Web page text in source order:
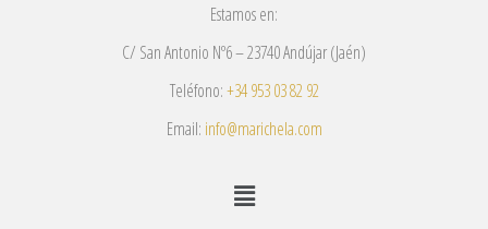
Estamos en:
C/ San Antonio Nº6 – 23740 Andújar (Jaén)
Teléfono:+34 953 03 82 92
Email: info@marichela.com